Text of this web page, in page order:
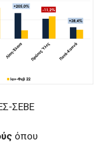
ΣΕΒΕ
όπου